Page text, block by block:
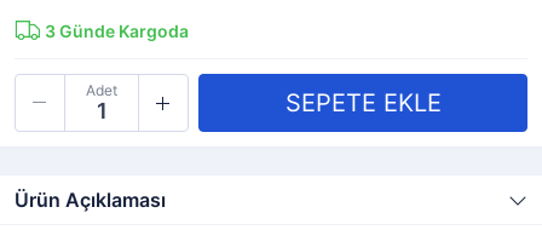
3Günde Kargoda
Adet
Ürün Açıklaması